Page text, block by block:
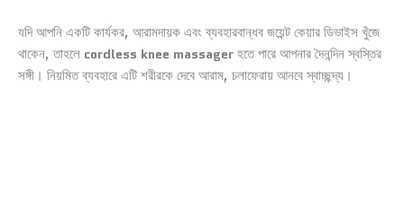
যদি আপনি একটি কার্যকর, আরামদায়ক এবং ব্যবহারবান্ধব জয়েন্ট কেয়ার ডিভাইস খুঁজে
থাকেন, তাহলে cordless knee massagerহতে পারে আপনার দৈনন্দিন স্বস্তির
সঙ্গী। নিয়মিত ব্যবহারে এটি শরীরকে দেবে আরাম, চলাফেরায় আনবে স্বাচ্ছন্দ্য।